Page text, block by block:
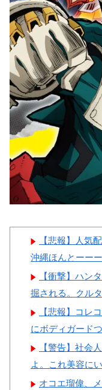
【画像】顔100点、体
女ｗｗｗ
Powered by livedoor 相
【悲報】人気
沖縄ほんとーー
【衝撃】ハン
掘される。クル
【悲報】コレ
にボディガード
【警告】社会
よ。これ美容に
オコエ瑠偉、